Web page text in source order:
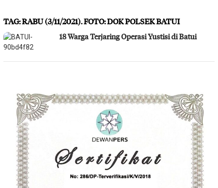
TAG:RABU (3/11/2021). FOTO: DOK POLSEK BATUI
18 Warga Terjaring Operasi Yustisi di Batui